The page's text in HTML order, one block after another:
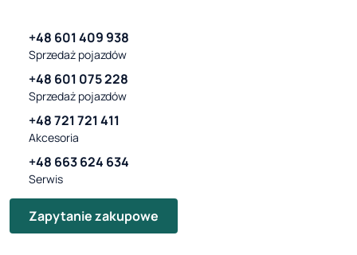
+48 601 409 938
Sprzedaż pojazdów
+48 601 075 228
Sprzedaż pojazdów
+48 721 721 411
Akcesoria
+48 663 624 634
Serwis
Zapytanie zakupowe